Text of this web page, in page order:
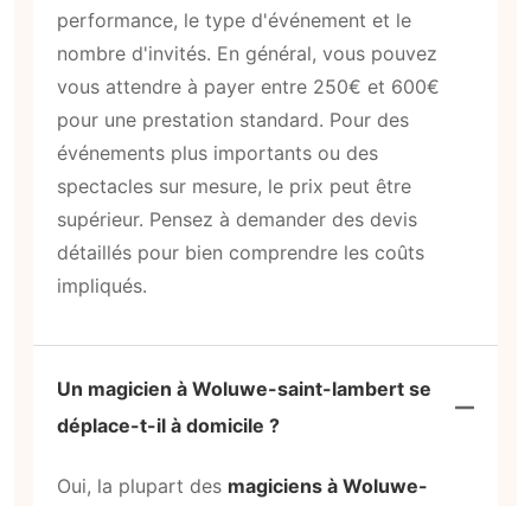
performance, le type d'événement et le
nombre d'invités. En général, vous pouvez
vous attendre à payer entre 250€ et 600€
pour une prestation standard. Pour des
événements plus importants ou des
spectacles sur mesure, le prix peut être
supérieur. Pensez à demander des devis
détaillés pour bien comprendre les coûts
impliqués.
Un magicien à Woluwe-saint-lambert se
déplace-t-il à domicile ?
Oui, la plupart des magiciens à Woluwe-